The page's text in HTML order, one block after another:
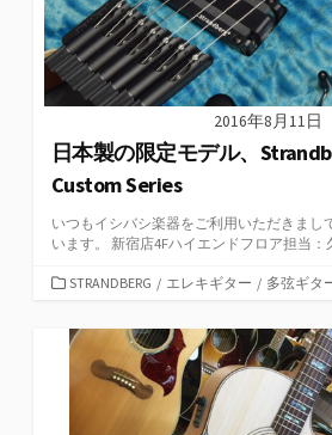
2016年8月11日
日本製の限定モデル、
Custom Series
いつもイシバシ楽器をご利用いただきまし
います。 新宿店4Fハイエンドフロア担当：
カ
ゴ
リ
STRANDBERG / エレキギター / 多弦ギタ